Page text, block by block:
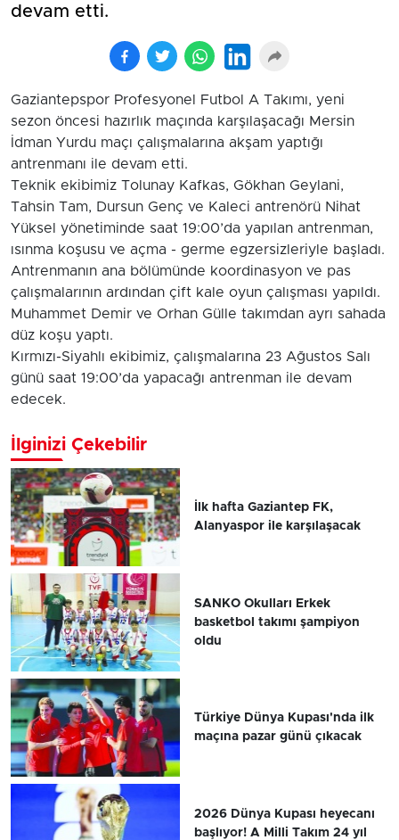
devam etti.
Gaziantepspor Profesyonel Futbol A Takımı, yeni
sezon öncesi hazırlık maçında karşılaşacağı Mersin
İdman Yurdu maçı çalışmalarına akşam yaptığı
antrenmanı ile devam etti.
Teknik ekibimiz Tolunay Kafkas, Gökhan Geylani,
Tahsin Tam, Dursun Genç ve Kaleci antrenörü Nihat
Yüksel yönetiminde saat 19:00’da yapılan antrenman,
ısınma koşusu ve açma - germe egzersizleriyle başladı.
Antrenmanın ana bölümünde koordinasyon ve pas
çalışmalarının ardından çift kale oyun çalışması yapıldı.
Muhammet Demir ve Orhan Gülle takımdan ayrı sahada
düz koşu yaptı.
Kırmızı-Siyahlı ekibimiz, çalışmalarına 23 Ağustos Salı
günü saat 19:00’da yapacağı antrenman ile devam
edecek.
İlginizi Çekebilir
İlk hafta Gaziantep FK,
Alanyaspor ile karşılaşacak
SANKO Okulları Erkek
basketbol takımı şampiyon
oldu
Türkiye Dünya Kupası'nda ilk
maçına pazar günü çıkacak
2026 Dünya Kupası heyecanı
başlıyor! A Milli Takım 24 yıl